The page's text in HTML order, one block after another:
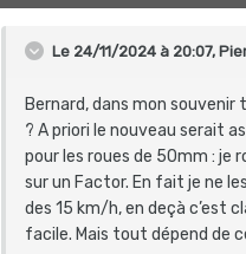
Le 24/11/2024 à 20:07,
Bernard, dans mon souvenir
? A priori le nouveau serait
pour les roues de 50mm : je
sur un Factor. En fait je ne
des 15 km/h, en deçà c’est
facile. Mais tout dépend de